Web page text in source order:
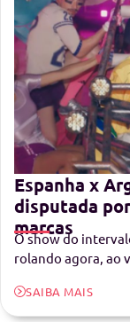
Espanha x
disputada
marcas
O show do
rolando agora, ao
SAIBA MAIS